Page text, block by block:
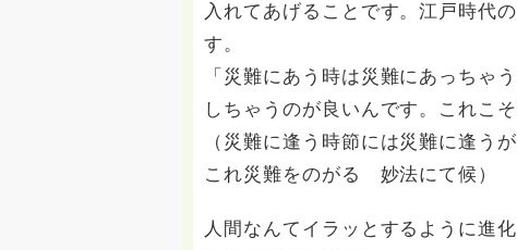
入れてあげることです。江戸時代
す。
「災難にあう時は災難にあっちゃ
しちゃうのが良いんです。これこ
（災難に逢う時節には災難に逢う
これ災難をのがるゝ妙法にて候）
人間なんてイラッとするように進